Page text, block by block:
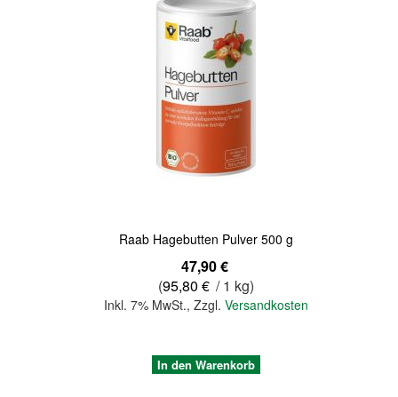
Raab Hagebutten Pulver 500 g
47,90 €
(95,80 € / 1 kg)
Inkl. 7% MwSt.,Zzgl.Versandkosten
In den Warenkorb